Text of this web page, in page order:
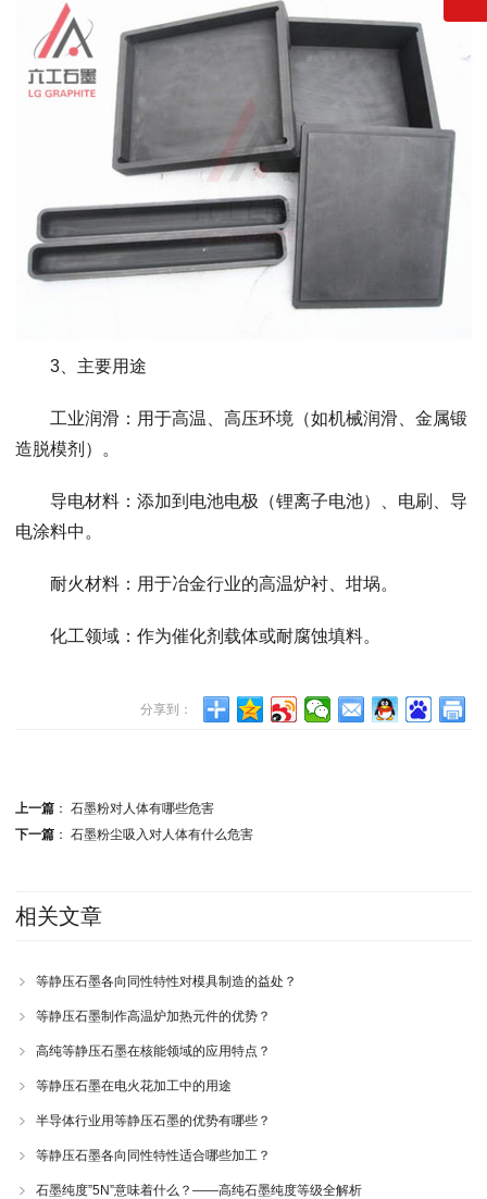
3、主要用途
工业润滑：用于高温、高压环境（如机械润滑、金属锻
造脱模剂）。
导电材料：添加到电池电极（锂离子电池）、电刷、导
电涂料中。
耐火材料：用于冶金行业的高温炉衬、坩埚。
化工领域：作为催化剂载体或耐腐蚀填料。
分享到：
上一篇： 石墨粉对人体有哪些危害
下一篇： 石墨粉尘吸入对人体有什么危害
相关文章
等静压石墨各向同性特性对模具制造的益处？
等静压石墨制作高温炉加热元件的优势？
高纯等静压石墨在核能领域的应用特点？
等静压石墨在电火花加工中的用途
半导体行业用等静压石墨的优势有哪些？
等静压石墨各向同性特性适合哪些加工？
石墨纯度”5N”意味着什么？——高纯石墨纯度等级全解析